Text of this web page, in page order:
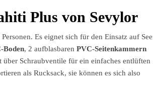
Plus von Sevylor
Es eignet sich für den Einsatz auf
Boden, 2 aufblasbaren PVC-Seitenkammern
Schraubventile für ein einfaches entlüften
als Rucksack, sie können es sich also